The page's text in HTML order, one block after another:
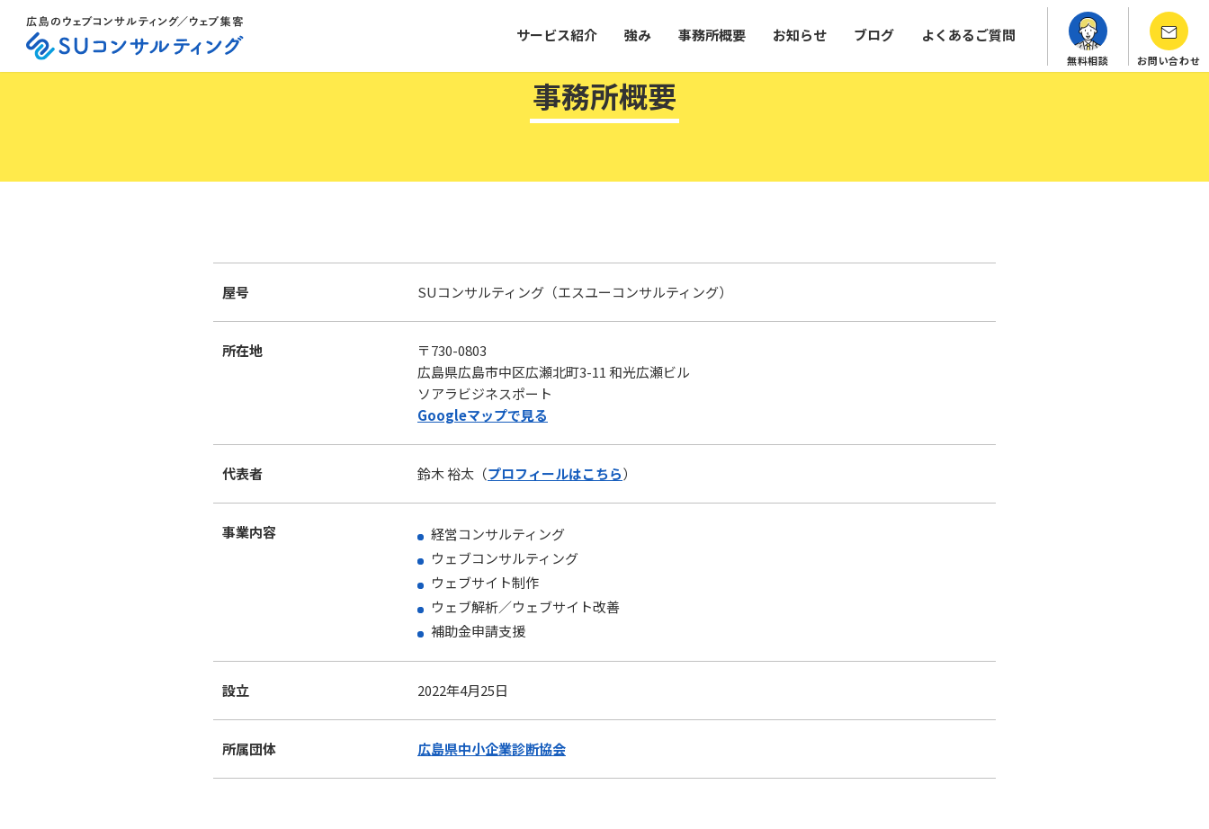
サービス紹介 強み 事務所概要 お知らせ ブログ よくあるご質問
無料相談 お問い合わせ
ホーム > 事務所概要
事務所概要
屋号 SUコンサルティング （エスユーコンサルティング）
所在地
〒730-0803
広島県広島市中区広瀬北町3-11 和光広瀬ビル
ソアラビジネスポート
Googleマップで見る
代表者 鈴木 裕太（プロフィールはこちら）
事業内容
経営コンサルティング
ウェブコンサルティング
ウェブサイト制作
ウェブ解析／ウェブサイト改善
補助金申請支援
設立 2022年4月25日
所属団体 広島県中小企業診断協会